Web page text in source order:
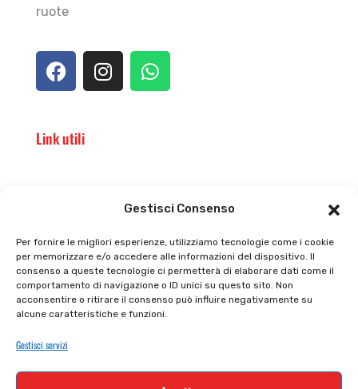
Gestisci Consenso
Per fornire le migliori esperienze, utilizziamo tecnologie come i cookie
per memorizzare e/o accedere alle informazioni del dispositivo. Il
consenso a queste tecnologie ci permetterà di elaborare dati come il
comportamento di navigazione o ID unici su questo sito. Non
acconsentire o ritirare il consenso può influire negativamente su
alcune caratteristiche e funzioni.
Gestisci servizi
ruote
Link utili
Privacy policy
Cookie policy
Tutti prodotti
Termini e condizioni